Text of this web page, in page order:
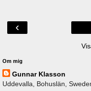
‹
Om mig
Gunnar Klasson
Uddevalla, Bohuslän,